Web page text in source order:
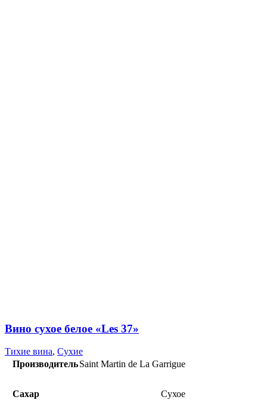
Вино сухое белое «Les 37»
Тихие вина, Сухие
ПроизводительSaint Martin de La Garrigue
Сахар Сухое